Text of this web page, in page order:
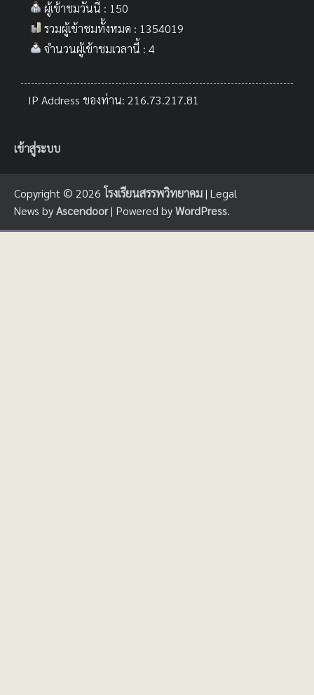
ผู้เข้าชมวันนี้ : 150
รวมผู้เข้าชมทั้งหมด : 1354019
จำนวนผู้เข้าชมเวลานี้ : 4
IP Address ของท่าน: 216.73.217.81
เข้าสู่ระบบ
Copyright © 2026 โรงเรียนสรรพวิทยาคม| Legal
News byAscendoor| Powered byWordPress.